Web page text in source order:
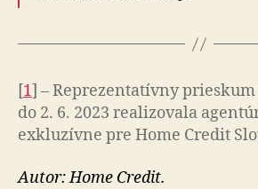
[1] – Reprezentatívny prieskum
do 2. 6. 2023 rea­li­zo­vala
exklu­zívne pre Home Credit
Autor: Home Credit.